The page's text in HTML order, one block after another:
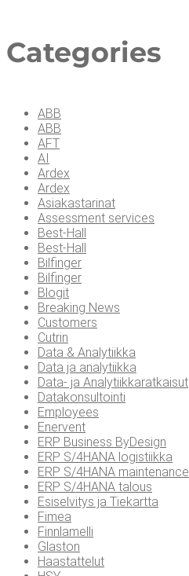
Cate­go­ries
ABB
ABB
AFT
AI
Ardex
Ardex
Asiakastarinat
Assessment services
Best-Hall
Best-Hall
Bilfinger
Bilfinger
Blogit
Breaking News
Customers
Cutrin
Data & Analytiikka
Data ja analytiikka
Data- ja Analytiikkaratkaisut
Datakonsultointi
Employees
Enervent
ERP Business ByDesign
ERP S/4HANA logistiikka
ERP S/4HANA maintenance
ERP S/4HANA talous
Esiselvitys ja Tiekartta
Fimea
Finnlamelli
Glaston
Haastattelut